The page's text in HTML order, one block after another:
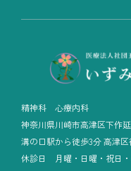
精神科 心療内科
神奈川県川崎市高津区下作
溝の口駅から徒歩3分 高津
休診日 月曜・日曜・祝日